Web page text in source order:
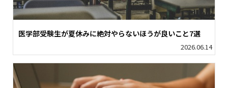
医学部受験生が夏休みに絶対やらないほうが良いこと7選
2026.06.14